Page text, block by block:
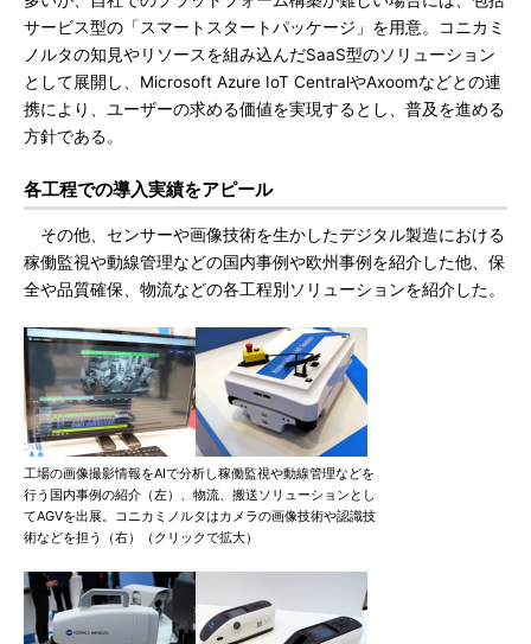
サービス型の「スマートスタートパッケージ」を用意。コニカミ
ノルタの知見やリソースを組み込んだSaaS型のソリューション
として展開し、Microsoft Azure IoT CentralやAxoomなどとの連
携により、ユーザーの求める価値を実現するとし、普及を進める
方針である。
各工程での導入実績をアピール
その他、センサーや画像技術を生かしたデジタル製造における
稼働監視や動線管理などの国内事例や欧州事例を紹介した他、保
全や品質確保、物流などの各工程別ソリューションを紹介した。
工場の画像撮影情報をAIで分析し稼働監視や動線管理などを
行う国内事例の紹介（左）、物流、搬送ソリューションとし
てAGVを出展。コニカミノルタはカメラの画像技術や認識技
術などを担う（右）（クリックで拡大）